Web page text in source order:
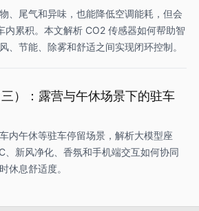
、尾气和异味，也能降低空调能耗，但会
内累积。本文解析 CO2 传感器如何帮助智
、节能、除雾和舒适之间实现闭环控制。
）：露营与午休场景下的驻车
内午休等驻车停留场景，解析大模型座
、新风净化、香氛和手机端交互如何协同
休息舒适度。